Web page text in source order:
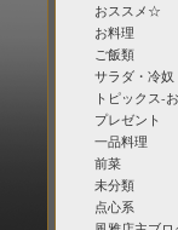
おススメ☆
お料理
ご飯類
サラダ・冷奴
トピックス-
プレゼント
一品料理
前菜
未分類
点心系